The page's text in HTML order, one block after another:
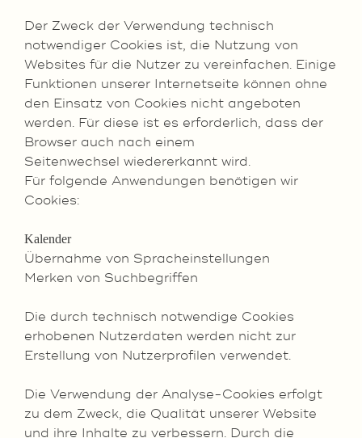
Der Zweck der Verwendung technisch
notwendiger Cookies ist, die Nutzung von
Websites für die Nutzer zu vereinfachen. Einige
Funktionen unserer Internetseite können ohne
den Einsatz von Cookies nicht angeboten
werden. Für diese ist es erforderlich, dass der
Browser auch nach einem
Seitenwechsel wiedererkannt wird.
Für folgende Anwendungen benötigen wir
Cookies:
Kalender
Übernahme von Spracheinstellungen
Merken von Suchbegriffen
Die durch technisch notwendige Cookies
erhobenen Nutzerdaten werden nicht zur
Erstellung von Nutzerprofilen verwendet.
Die Verwendung der Analyse-Cookies erfolgt
zu dem Zweck, die Qualität unserer Website
und ihre Inhalte zu verbessern. Durch die